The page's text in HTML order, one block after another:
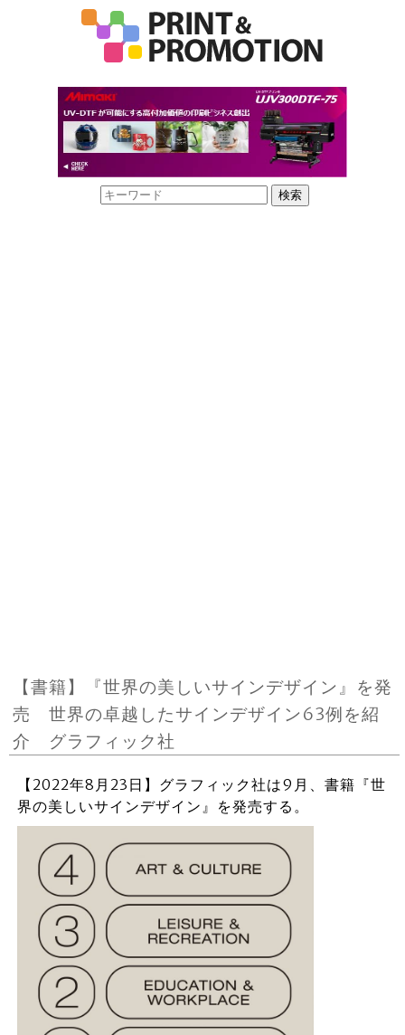
【書籍】『世界の美しいサインデザイン』を発
売 世界の卓越したサインデザイン63例を紹
介 グラフィック社
【2022年8月23日】グラフィック社は9月、書籍『世
界の美しいサインデザイン』を発売する。